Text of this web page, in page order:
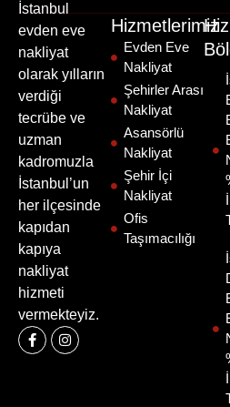
İstanbul
evden eve
nakliyat
olarak yılların
verdiği
tecrübe ve
uzman
kadromuzla
İstanbul’un
her ilçesinde
kapıdan
kapıya
nakliyat
hizmeti
vermekteyiz.
Hizmetlerimiz
Evden Eve
Nakliyat
Şehirler Arası
Nakliyat
Asansörlü
Nakliyat
Şehir İçi
Nakliyat
Ofis
Taşımacılığı